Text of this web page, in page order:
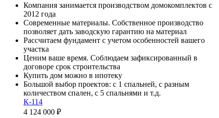
Компания занимается производством домокомплектов c
2012 года
Современные материалы. Собственное производство
позволяет дать заводскую гарантию на материал
Рассчитаем фундамент с учетом особенностей вашего
участка
Ценим ваше время. Соблюдаем зафиксированный в
договоре срок строительства
Купить дом можно в ипотеку
Большой выбор проектов: с 1 спальней, с разным
количеством спален, с 5 спальнями и т.д.
К-114
4 124 000 ₽